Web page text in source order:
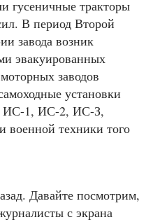
гусеничные тракторы
В период Второй
завода возник
эвакуированных
заводов
установки
ИС-1, ИС-2, ИС-З,
военной техники того
Давайте посмотрим,
с экрана